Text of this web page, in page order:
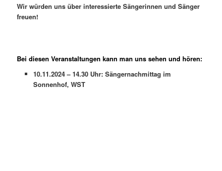
Wir würden uns über interessierte Sängerinnen und Sänger
freuen!
Bei diesen Veranstaltungen kann man uns sehen und hören:
10.11.2024 – 14.30 Uhr: Sängernachmittag im
Sonnenhof, WST